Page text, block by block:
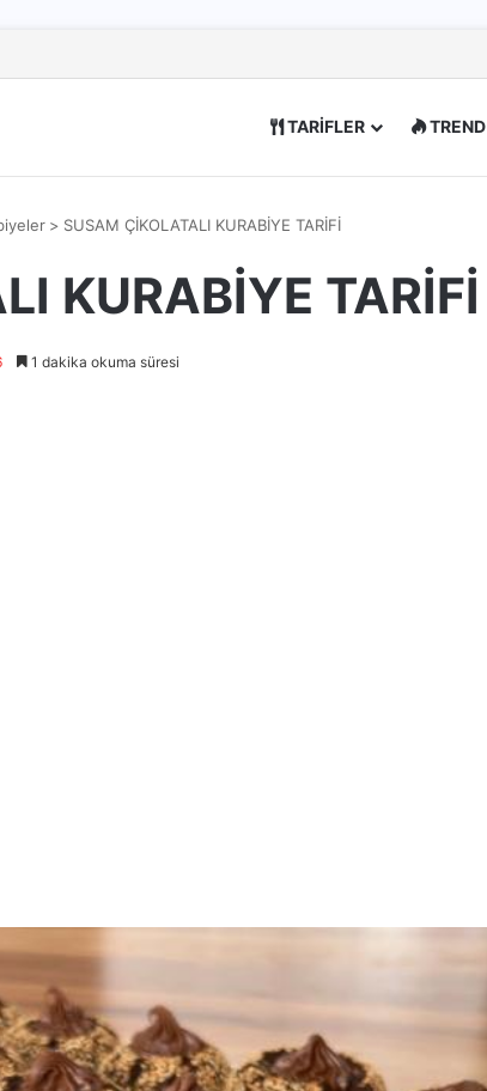
TARİFLER TREND
> SUSAM ÇİKOLATALI KURABİYE TARİFİ
KURABİYE TARİFİ
1 dakika okuma süresi